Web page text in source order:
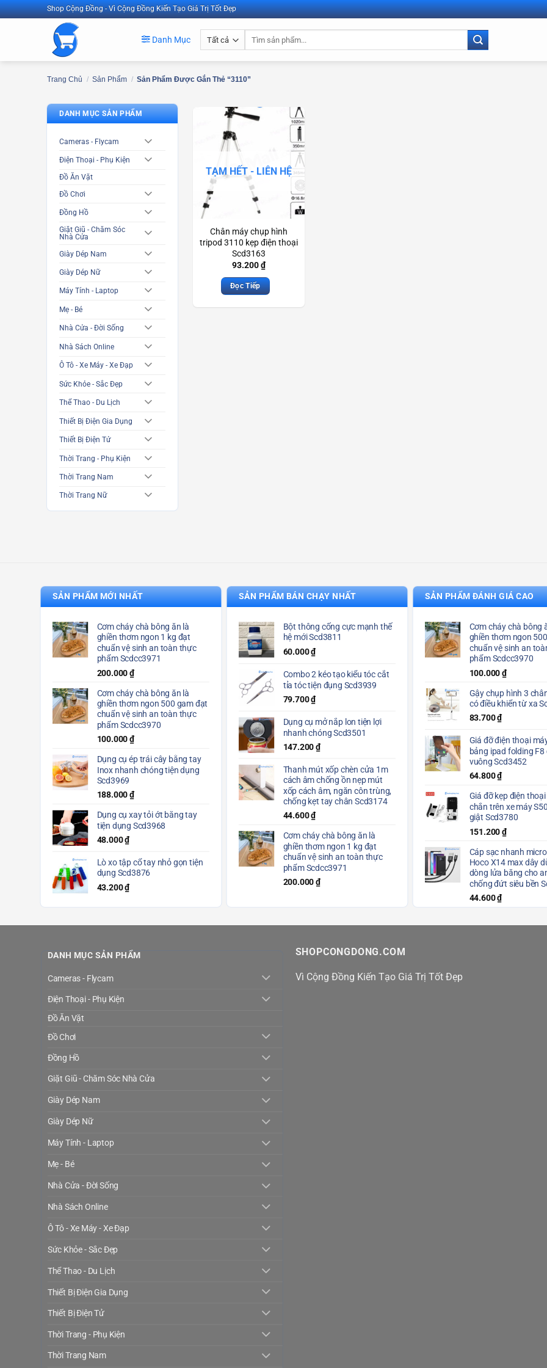
Bỏ
qua
Shop Cộng Đồng - Vì Cộng Đồng Kiến Tạo Giá Trị Tốt Đẹp
Danh Mục
Trang Chủ / Sản Phẩm / Sản Phẩm Được Gắn Thẻ “3110”
DANH MỤC SẢN PHẨM
Cameras - Flycam
Điện Thoại - Phụ Kiện
Đồ Ăn Vặt
Đồ Chơi
Đồng Hồ
Giặt Giũ - Chăm Sóc
Nhà Cửa
Giày Dép Nam
Giày Dép Nữ
Máy Tính - Laptop
Mẹ - Bé
Nhà Cửa - Đời Sống
Nhà Sách Online
Ô Tô - Xe Máy - Xe Đạp
Sức Khỏe - Sắc Đẹp
Thể Thao - Du Lịch
Thiết Bị Điện Gia Dụng
Thiết Bị Điện Tử
Thời Trang - Phụ Kiện
Thời Trang Nam
Thời Trang Nữ
TẠM HẾT - LIÊN HỆ
Chân máy chụp hình
tripod 3110 kẹp điện thoại
Scd3163
93.200₫
Đọc Tiếp
SẢN PHẨM MỚI NHẤT
Cơm cháy chà bông ăn là
ghiền thơm ngon 1 kg đạt
chuẩn vệ sinh an toàn thực
phẩm Scdcc3971
200.000₫
Cơm cháy chà bông ăn là
ghiền thơm ngon 500 gam đạt
chuẩn vệ sinh an toàn thực
phẩm Scdcc3970
100.000₫
Dụng cụ ép trái cây bằng tay
Inox nhanh chóng tiện dụng
Scd3969
188.000₫
Dụng cụ xay tỏi ớt bằng tay
tiện dụng Scd3968
48.000₫
Lò xo tập cổ tay nhỏ gọn tiện
dụng Scd3876
43.200₫
SẢN PHẨM BÁN CHẠY NHẤT
Bột thông cống cực mạnh thế
hệ mới Scd3811
60.000₫
Combo 2 kéo tạo kiểu tóc cắt
tỉa tóc tiện đụng Scd3939
79.700₫
Dụng cụ mở nắp lon tiện lợi
nhanh chóng Scd3501
147.200₫
Thanh mút xốp chèn cửa 1m
cách âm chống ồn nẹp mút
xốp cách âm, ngăn côn trùng,
chống kẹt tay chân Scd3174
44.600₫
Cơm cháy chà bông ăn là
ghiền thơm ngon 1 kg đạt
chuẩn vệ sinh an toàn thực
phẩm Scdcc3971
200.000₫
SẢN PHẨM ĐÁNH GIÁ CAO
Cơm cháy chà bông
ghiền thơm ngon
chuẩn vệ sinh an
phẩm Scdcc3970
100.000₫
Gậy chụp hình 3
có điều khiển từ xa
83.700₫
Giá đỡ điện thoại
bảng ipad folding F8
vuông Scd3452
64.800₫
Giá đỡ kẹp điện
chắn trên xe máy
giật Scd3780
151.200₫
Cáp sạc nhanh
Hoco X14 max dây
dòng lửa băng cho
chống đứt siêu bền
44.600₫
DANH MỤC SẢN PHẨM
Cameras - Flycam
Điện Thoại - Phụ Kiện
Đồ Ăn Vặt
Đồ Chơi
Đồng Hồ
Giặt Giũ - Chăm Sóc Nhà Cửa
Giày Dép Nam
Giày Dép Nữ
Máy Tính - Laptop
Mẹ - Bé
Nhà Cửa - Đời Sống
Nhà Sách Online
Ô Tô - Xe Máy - Xe Đạp
Sức Khỏe - Sắc Đẹp
Thể Thao - Du Lịch
Thiết Bị Điện Gia Dụng
Thiết Bị Điện Tử
Thời Trang - Phụ Kiện
Thời Trang Nam
SHOPCONGDONG.COM
Vì Cộng Đồng Kiến Tạo Giá Trị Tốt Đẹp